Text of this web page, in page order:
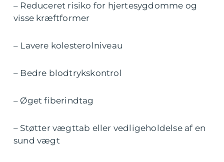
– Reduceret risiko for hjertesygdomme og
visse kræftformer
– Lavere kolesterolniveau
– Bedre blodtrykskontrol
– Øget fiberindtag
– Støtter vægttab eller vedligeholdelse af en
sund vægt